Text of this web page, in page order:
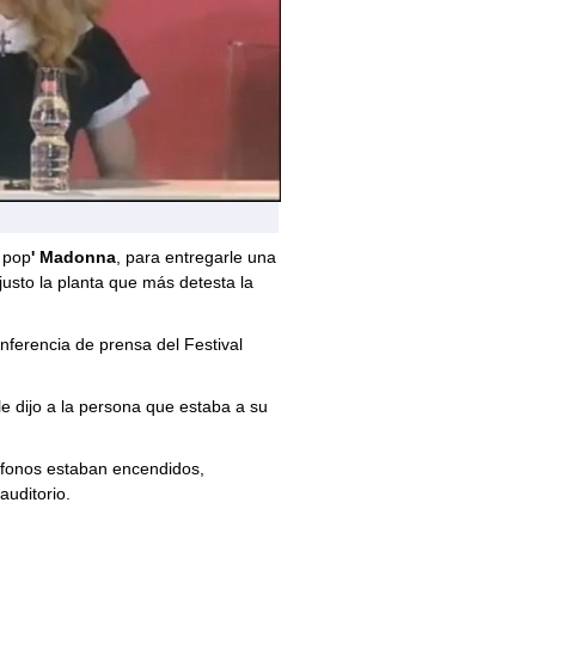
' Madonna, para entregarle una
la planta que más detesta la
de prensa del Festival
dijo a la persona que estaba a su
estaban encendidos,